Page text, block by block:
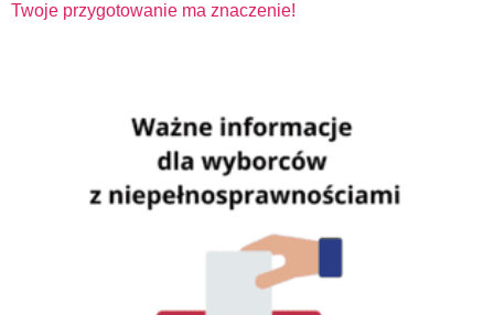
Twoje przygotowanie ma znaczenie!